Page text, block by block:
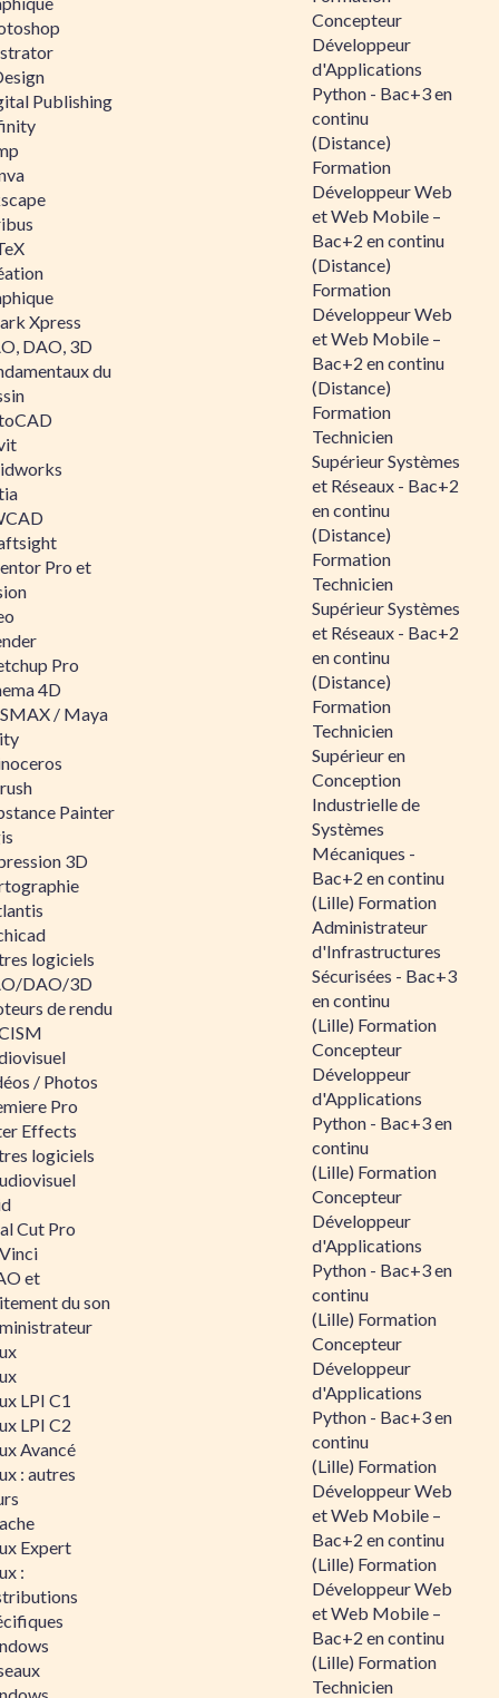
Publishing
Xpress
DAO, 3D
du
Pro et
Pro
4D
/ Maya
Painter
3D
logiciels
DAO/3D
de rendu
/ Photos
Pro
Effects
logiciels
Cut Pro
et
du son
LPI C1
LPI C2
Avancé
: autres
Expert
:
Concepteur
Développeur
d'Applications
Python - Bac+3 en
continu
(Distance)
Formation
Développeur Web
et Web Mobile –
Bac+2 en continu
(Distance)
Formation
Développeur Web
et Web Mobile –
Bac+2 en continu
(Distance)
Formation
Technicien
Supérieur Systèmes
et Réseaux - Bac+2
en continu
(Distance)
Formation
Technicien
Supérieur Systèmes
et Réseaux - Bac+2
en continu
(Distance)
Formation
Technicien
Supérieur en
Conception
Industrielle de
Systèmes
Mécaniques -
Bac+2 en continu
(Lille) Formation
Administrateur
d'Infrastructures
Sécurisées - Bac+3
en continu
(Lille) Formation
Concepteur
Développeur
d'Applications
Python - Bac+3 en
continu
(Lille) Formation
Concepteur
Développeur
d'Applications
Python - Bac+3 en
continu
(Lille) Formation
Concepteur
Développeur
d'Applications
Python - Bac+3 en
continu
(Lille) Formation
Développeur Web
et Web Mobile –
Bac+2 en continu
(Lille) Formation
Développeur Web
et Web Mobile –
Bac+2 en continu
(Lille) Formation
Technicien